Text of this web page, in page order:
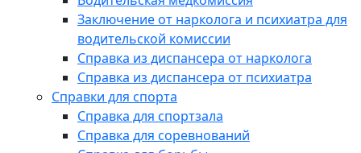
Заключение от нарколога и психиатра для
водительской комиссии
Справка из диспансера от нарколога
Справка из диспансера от психиатра
Справки для спорта
Справка для спортзала
Справка для соревнований